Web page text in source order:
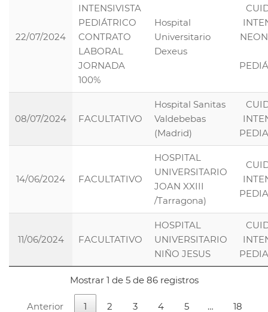
22/07/2024
INTENSIVISTA
PEDIÁTRICO
CONTRATO
LABORAL
JORNADA
100%
Hospital
Universitario
Dexeus
08/07/2024 FACULTATIVO
Hospital Sanitas
Valdebebas
(Madrid)
14/06/2024 FACULTATIVO
HOSPITAL
UNIVERSITARIO
JOAN XXIII
/Tarragona)
11/06/2024 FACULTATIVO
HOSPITAL
UNIVERSITARIO
NIÑO JESUS
Mostrar 1 de 5 de 86 registros
Anterior 1 2 3 4 5 … 18